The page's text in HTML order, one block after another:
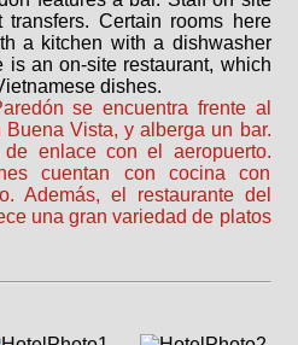
transfers. Certain rooms here
a kitchen with a dishwasher
is an on-site restaurant, which
dishes.
se encuentra frente al
Buena Vista, y alberga un bar.
enlace con el aeropuerto.
cuentan con cocina con
Además, el restaurante del
una gran variedad de platos